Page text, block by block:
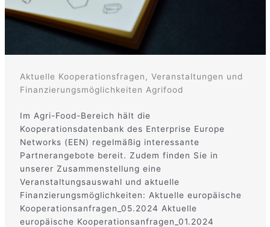
Aktuelle Kooperationsfragen, Veranstaltungen und
Finanzierungsmöglichkeiten Agrifood
Im Agri-Food-Bereich hält die
Kooperationsdatenbank des Enterprise Europe
Networks (EEN) regelmäßig interessante
Partnerangebote bereit. Zudem finden Sie in
unserer Zusammenstellung eine
Veranstaltungsauswahl und aktuelle
Finanzierungsmöglichkeiten: Aktuelle europäische
Kooperationsanfragen_05.2024 Aktuelle
europäische Kooperationsanfragen_01.2024